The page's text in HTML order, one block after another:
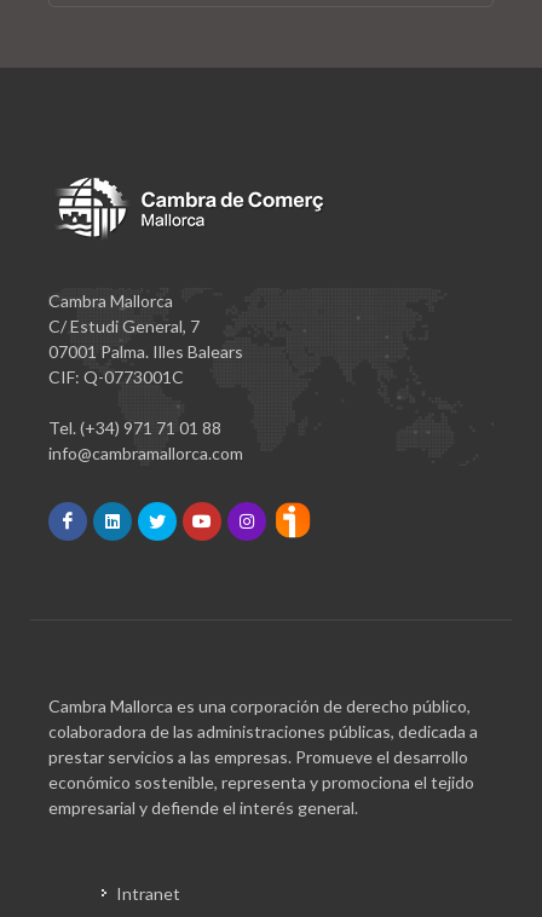
Cambra Mallorca
C/ Estudi General, 7
07001 Palma. Illes Balears
CIF: Q-0773001C
Tel. (+34) 971 71 01 88
info@cambramallorca.com
Cambra Mallorca es una corporación de derecho público,
colaboradora de las administraciones públicas, dedicada a
prestar servicios a las empresas. Promueve el desarrollo
económico sostenible, representa y promociona el tejido
empresarial y defiende el interés general.
Intranet